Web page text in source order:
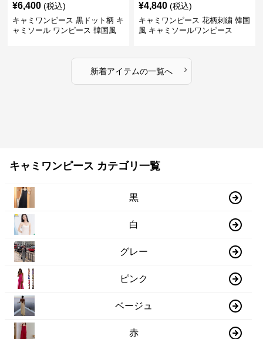
¥6,400 (税込)
キャミワンピース 黒ドット柄 キ
ャミソール ワンピース 韓国風
¥4,840 (税込)
キャミワンピース 花柄刺繍 韓国
風 キャミソールワンピース
新着アイテムの一覧へ ›
キャミワンピース カテゴリ一覧
黒
白
グレー
ピンク
ベージュ
赤